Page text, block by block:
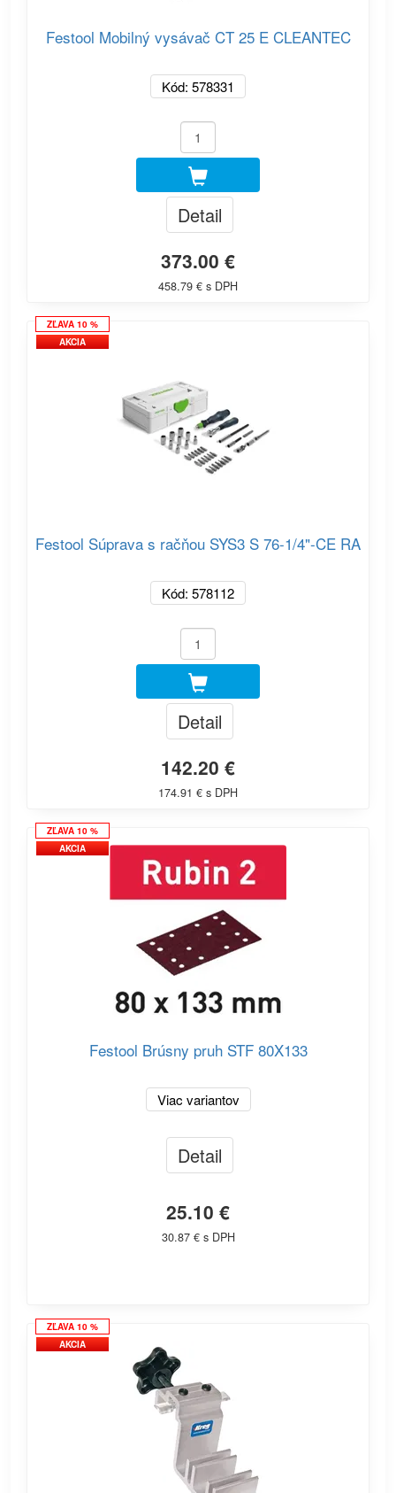
Festool Mobilný vysávač CT 25 E CLEANTEC
Kód: 578331
Detail
373.00 €
458.79 € s DPH
ZĽAVA 10 %
AKCIA
Festool Súprava s račňou SYS3 S 76-1/4"-CE RA
Kód: 578112
Detail
142.20 €
174.91 € s DPH
ZĽAVA 10 %
AKCIA
Festool Brúsny pruh STF 80X133
Viac variantov
Detail
25.10 €
30.87 € s DPH
ZĽAVA 10 %
AKCIA